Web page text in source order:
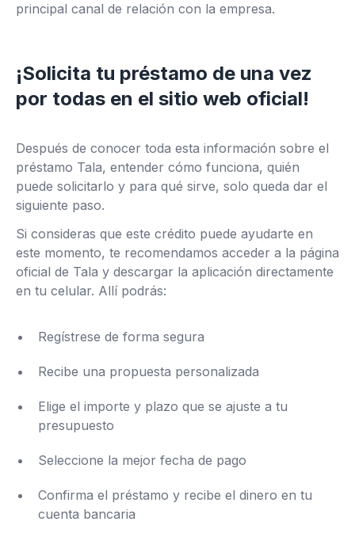
principal canal de relación con la empresa.
¡Solicita tu préstamo de una vez
por todas en el sitio web oficial!
Después de conocer toda esta información sobre el
préstamo Tala, entender cómo funciona, quién
puede solicitarlo y para qué sirve, solo queda dar el
siguiente paso.
Si consideras que este crédito puede ayudarte en
este momento, te recomendamos acceder a la página
oficial de Tala y descargar la aplicación directamente
en tu celular. Allí podrás:
Regístrese de forma segura
Recibe una propuesta personalizada
Elige el importe y plazo que se ajuste a tu
presupuesto
Seleccione la mejor fecha de pago
Confirma el préstamo y recibe el dinero en tu
cuenta bancaria